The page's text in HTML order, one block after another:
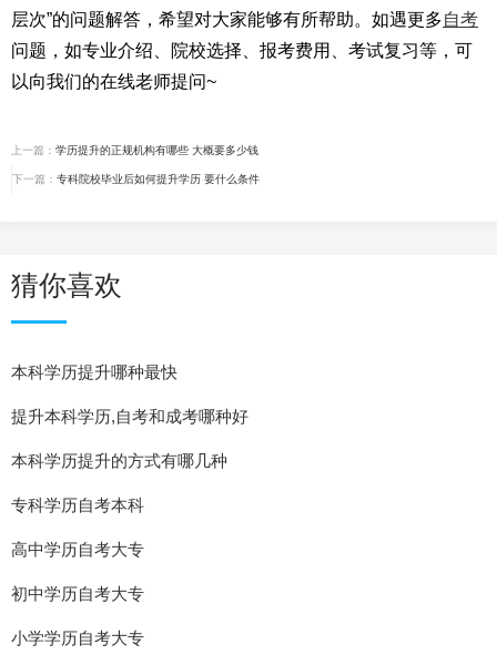
层次”的问题解答，希望对大家能够有所帮助。如遇更多自考
问题，如专业介绍、院校选择、报考费用、考试复习等，可
以向我们的在线老师提问~
上一篇： 学历提升的正规机构有哪些 大概要多少钱
下一篇： 专科院校毕业后如何提升学历 要什么条件
猜你喜欢
本科学历提升哪种最快
提升本科学历,自考和成考哪种好
本科学历提升的方式有哪几种
专科学历自考本科
高中学历自考大专
初中学历自考大专
小学学历自考大专